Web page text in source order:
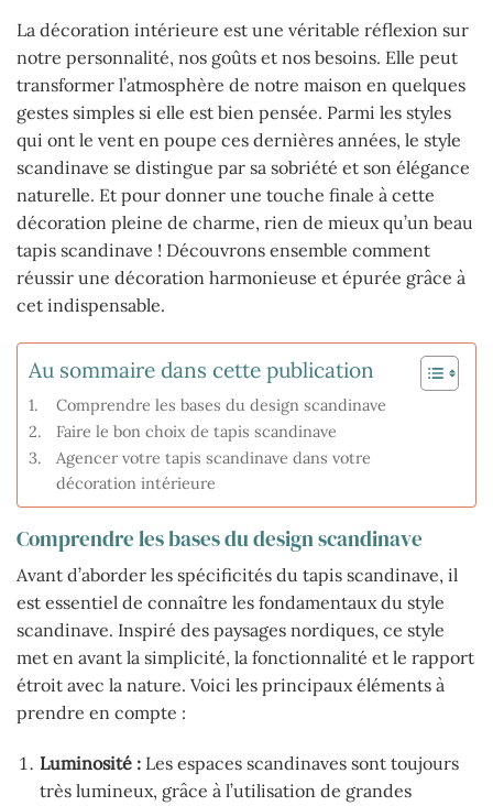
La décoration intérieure est une véritable réflexion sur
notre personnalité, nos goûts et nos besoins. Elle peut
transformer l’atmosphère de notre maison en quelques
gestes simples si elle est bien pensée. Parmi les styles
qui ont le vent en poupe ces dernières années, le style
scandinave se distingue par sa sobriété et son élégance
naturelle. Et pour donner une touche finale à cette
décoration pleine de charme, rien de mieux qu’un beau
tapis scandinave ! Découvrons ensemble comment
réussir une décoration harmonieuse et épurée grâce à
cet indispensable.
Au sommaire dans cette publication
Comprendre les bases du design scandinave
Faire le bon choix de tapis scandinave
Agencer votre tapis scandinave dans votre
décoration intérieure
Comprendre les bases du design scandinave
Avant d’aborder les spécificités du tapis scandinave, il
est essentiel de connaître les fondamentaux du style
scandinave. Inspiré des paysages nordiques, ce style
met en avant la simplicité, la fonctionnalité et le rapport
étroit avec la nature. Voici les principaux éléments à
prendre en compte :
Luminosité : Les espaces scandinaves sont toujours
très lumineux, grâce à l’utilisation de grandes